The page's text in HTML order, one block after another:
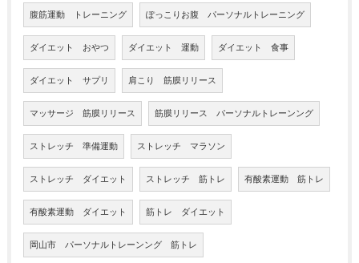
腹筋運動 トレーニング ぽっこりお腹 パーソナルトレーニング
ダイエット おやつ ダイエット 運動 ダイエット 食事
ダイエット サプリ 肩こり 筋膜リリース
マッサージ 筋膜リリース 筋膜リリース パーソナルトレーンング
ストレッチ 準備運動 ストレッチ マラソン
ストレッチ ダイエット ストレッチ 筋トレ 有酸素運動 筋トレ
有酸素運動 ダイエット 筋トレ ダイエット
岡山市 パーソナルトレーンング 筋トレ